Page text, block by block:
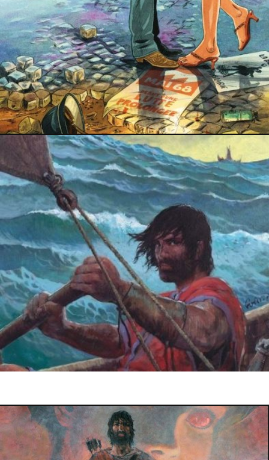
14 mai 2018
30 juin 2017